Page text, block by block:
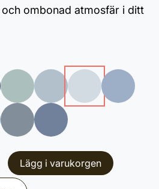
ombonad atmosfär i ditt
Lägg i varukorgen